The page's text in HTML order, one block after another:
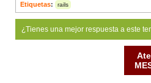
Etiquetas: rails
¿Tienes una mejor respuesta a este